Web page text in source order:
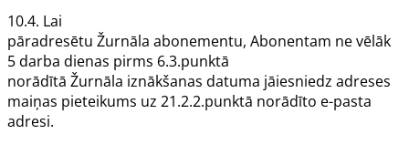
10.4. Lai
pāradresētu Žurnāla abonementu, Abonentam ne vēlāk
5 darba dienas pirms 6.3.punktā
norādītā Žurnāla iznākšanas datuma jāiesniedz adreses
maiņas pieteikums uz 21.2.2.punktā norādīto e-pasta
adresi.